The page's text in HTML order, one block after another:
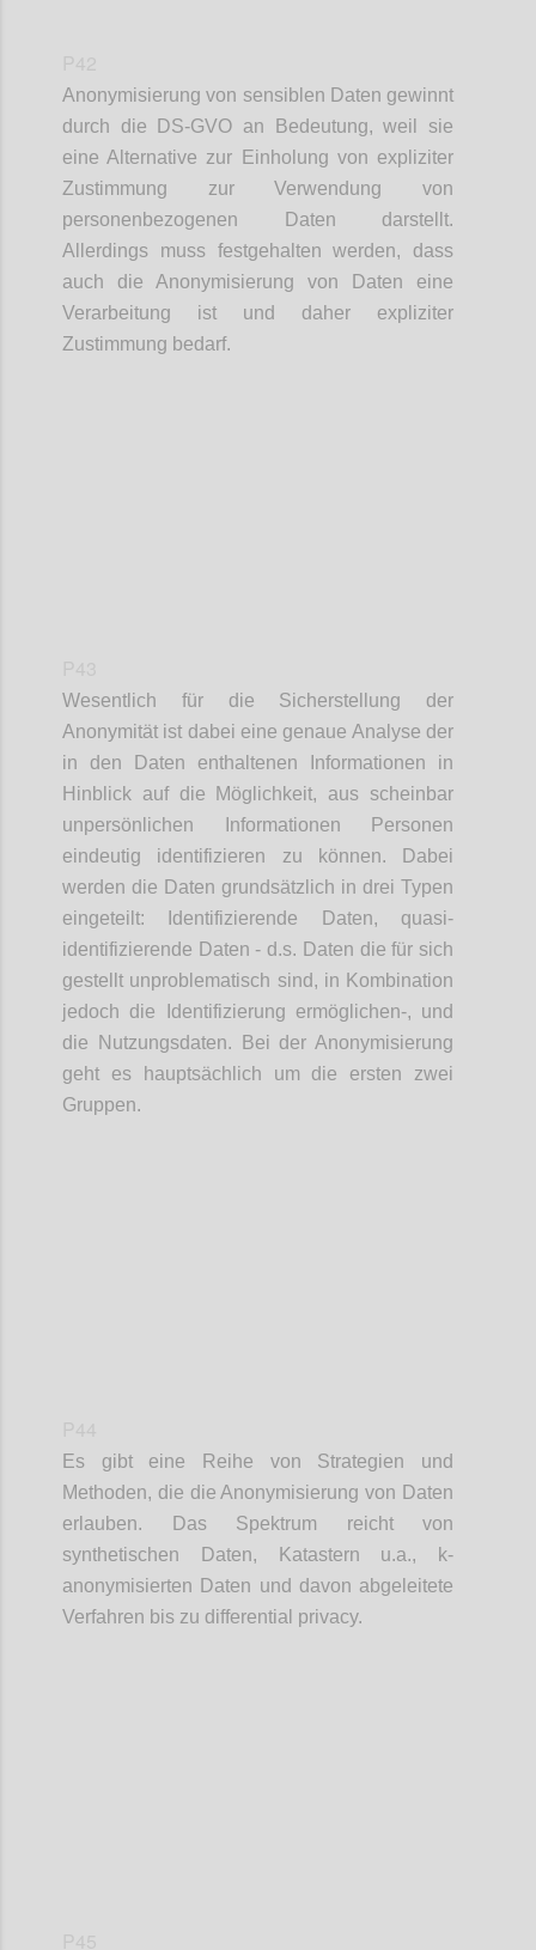
Anonymisierung von sensiblen Daten gewinnt
durch die DS-GVO an Bedeutung, weil sie
eine Alternative zur Einholung von expliziter
Zustimmung zur Verwendung von
personenbezogenen Daten darstellt.
Allerdings muss festgehalten werden, dass
auch die Anonymisierung von Daten eine
Verarbeitung ist und daher expliziter
Zustimmung bedarf.
Wesentlich für die Sicherstellung der
Anonymität ist dabei eine genaue Analyse der
in den Daten enthaltenen Informationen in
Hinblick auf die Möglichkeit, aus scheinbar
unpersönlichen Informationen Personen
eindeutig identifizieren zu können. Dabei
werden die Daten grundsätzlich in drei Typen
eingeteilt: Identifizierende Daten, quasi-
identifizierende Daten - d.s. Daten die für sich
gestellt unproblematisch sind, in Kombination
jedoch die Identifizierung ermöglichen-, und
die Nutzungsdaten. Bei der Anonymisierung
geht es hauptsächlich um die ersten zwei
Gruppen.
Es gibt eine Reihe von Strategien und
Methoden, die die Anonymisierung von Daten
erlauben. Das Spektrum reicht von
synthetischen Daten, Katastern u.a., k-
anonymisierten Daten und davon abgeleitete
Verfahren bis zu differential privacy.